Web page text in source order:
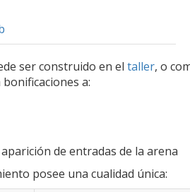
ser construido en el taller, o
a:
de entradas de la arena
posee una cualidad única: